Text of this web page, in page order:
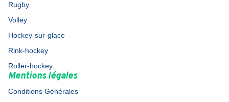
Rugby
Volley
Hockey-sur-glace
Rink-hockey
Roller-hockey
Mentions légales
Conditions Générales